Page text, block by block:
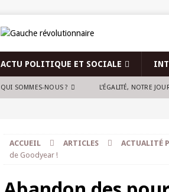
ACTU POLITIQUE ET SOCIALE
QUI SOMMES-NOUS ? L’ÉGALITÉ, NOTRE
ACCUEIL ARTICLES ACTUALITÉ
de Goodyear !